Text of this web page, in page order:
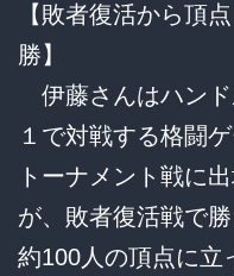
【敗者復活から頂
勝】
伊藤さんはハン
１で対戦する格闘
トーナメント戦に
が、敗者復活戦で
約100人の頂点に立